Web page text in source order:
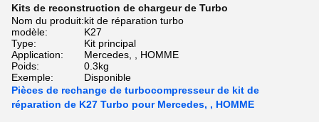
Kits de reconstruction de chargeur de Turbo
Nom du produit:kit de réparation turbo
modèle:
K27
Type:
Kit principal
Application:
Mercedes, , HOMME
Poids:
0.3kg
Exemple:
Disponible
Pièces de rechange de turbocompresseur de kit de
réparation de K27 Turbo pour Mercedes, , HOMME